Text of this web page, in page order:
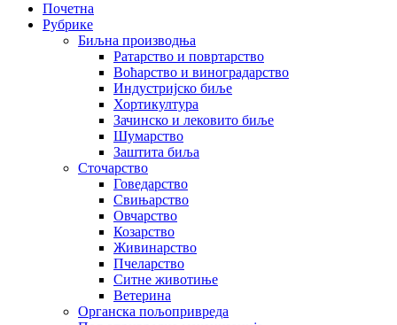
Почетна
Рубрике
Биљна производња
Ратарство и повртарство
Воћарство и виноградарство
Индустријско биље
Хортикултура
Зачинско и лековито биље
Шумарство
Заштита биља
Сточарство
Говедарство
Свињарство
Овчарство
Козарство
Живинарство
Пчеларство
Ситне животиње
Ветерина
Органска пољопривреда